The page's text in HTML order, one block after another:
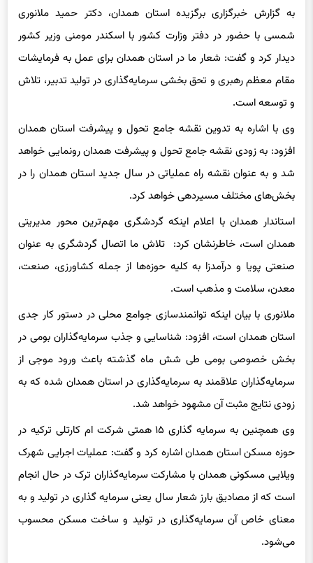
شمسی با حضور در دفتر وزارت کشور با اسکندر مومنی وزیر کشور
دیدار کرد و گفت: شعار ما در استان همدان برای عمل به فرمایشات
مقام معظم رهبری و تحق بخشی سرمایه‌گذاری در تولید تدبیر، تلاش
و توسعه است.
وی با اشاره به تدوین نقشه جامع تحول و پیشرفت استان همدان
افزود: به زودی نقشه جامع تحول و پیشرفت همدان رونمایی خواهد
شد و به عنوان نقشه راه عملیاتی در سال جدید استان همدان را در
بخش‌های مختلف مسیردهی خواهد کرد.
استاندار همدان با اعلام اینکه گردشگری مهم‌ترین محور مدیریتی
همدان است، خاطرنشان کرد: تلاش ما اتصال گردشگری به عنوان
صنعتی پویا و درآمدزا به کلیه حوزه‌ها از جمله کشاورزی، صنعت،
معدن، سلامت و مذهب است.
ملانوری با بیان اینکه توانمندسازی جوامع محلی در دستور کار جدی
استان همدان است، افزود: شناسایی و جذب سرمایه‌گذاران بومی در
بخش خصوصی بومی طی شش ماه گذشته باعث ورود موجی از
سرمایه‌گذاران علاقمند به سرمایه‌گذاری در استان همدان شده که به
زودی نتایج مثبت آن مشهود خواهد شد.
وی همچنین به سرمایه گذاری ١۵ همتی شرکت ام کارتلی ترکیه در
حوزه مسکن استان همدان اشاره کرد و گفت: عملیات اجرایی شهرک
ویلایی مسکونی همدان با مشارکت سرمایه‌گذاران ترک در حال انجام
است که از مصادیق بارز شعار سال یعنی سرمایه گذاری در تولید و به
معنای خاص آن سرمایه‌گذاری در تولید و ساخت مسکن محسوب
می‌شود.
استاندار همدان با بیان اینکه بنا داریم چرخ تولید در بسیاری از